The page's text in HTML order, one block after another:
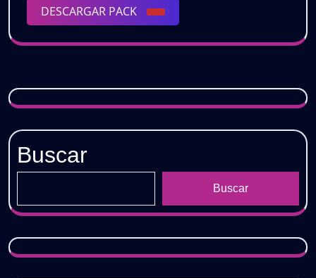
PACK
VOL.2
Gratis
DESCARGAR PACK
DESCARGAR
PACK
Buscar
Buscar